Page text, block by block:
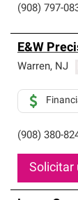
(908) 797-
E&W
Warren, NJ
(908) 380-
Solicitar